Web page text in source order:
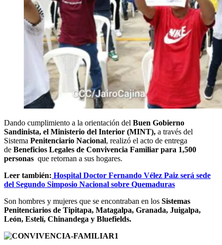
Dando cumplimiento a la orientación del Buen Gobierno
Sandinista, el Ministerio del Interior (MINT), a través del
Sistema Penitenciario Nacional, realizó el acto de entrega
de Beneficios Legales de Convivencia Familiar para 1,500
personas que retornan a sus hogares.
Leer también: Hospital Doctor Fernando Vélez Paiz será sede
del Segundo Simposio Nacional sobre Quemaduras
Son hombres y mujeres que se encontraban en los Sistemas
Penitenciarios de Tipitapa, Matagalpa, Granada, Juigalpa,
León, Estelí, Chinandega y Bluefields.